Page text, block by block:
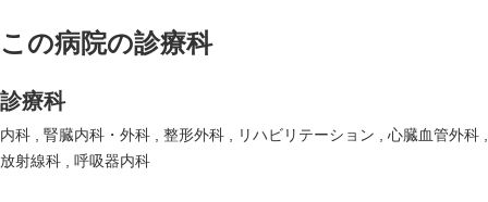
この病院の診療科
診療科
内科 腎臓内科・外科 整形外科 リハビリテーション
心臓血管外科
放射線科
呼吸器内科